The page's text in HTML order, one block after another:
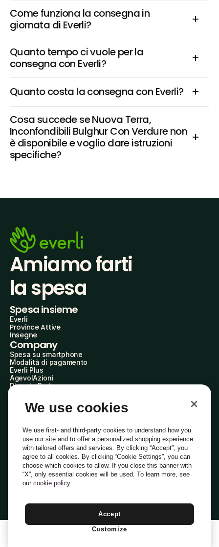
Come funziona la consegna in
giornata di Everli?
Quanto tempo ci vuole per la
consegna con Everli?
Quanto costa la consegna con Everli?
Cosa succede se Nuova Terra,
Inconfondibili Bulghur Con Verdure non
è disponibile e voglio dare istruzioni
specifiche?
Amiamo farti
la spesa
Spesa insieme
Everli
Province Attive
Insegne
Company
Spesa su smartphone
Modalità di pagamento
Everli Plus
AgevolAzioni
Diventa Partner
Everli Shoppers
About Us
Everli News
Domande frequenti
Lavora con noi
Diventa Shopper
Investitori
PrivacyCookiePreferenze Cookie
Termini e CondizioniCodice Etico
Indirizzo PEC: everli@pec.it - indirizzo DPO: dpo@everli.com
Italiano
We use cookies
We use first- and third-party cookies to understand how you
use our site and to offer a personalized shopping experience
with tailored offers and services. By clicking “Accept”, you
agree to all cookies. By clicking “Cookie Settings”, you can
choose which cookies to allow. If you close this banner with
“X”, only essential cookies will be used. To learn more, see
our cookie policy
Accept
Customize